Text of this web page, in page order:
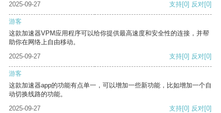
2025-09-27
支持[0] 反对[0]
游客
这款加速器VPM应用程序可以给你提供最高速度和安全性的连接，并帮
助你在网络上自由移动。
2025-09-27
支持[0] 反对[0]
游客
这款加速器app的功能有点单一，可以增加一些新功能，比如增加一个自
动切换线路的功能。
2025-09-27
支持[0] 反对[0]